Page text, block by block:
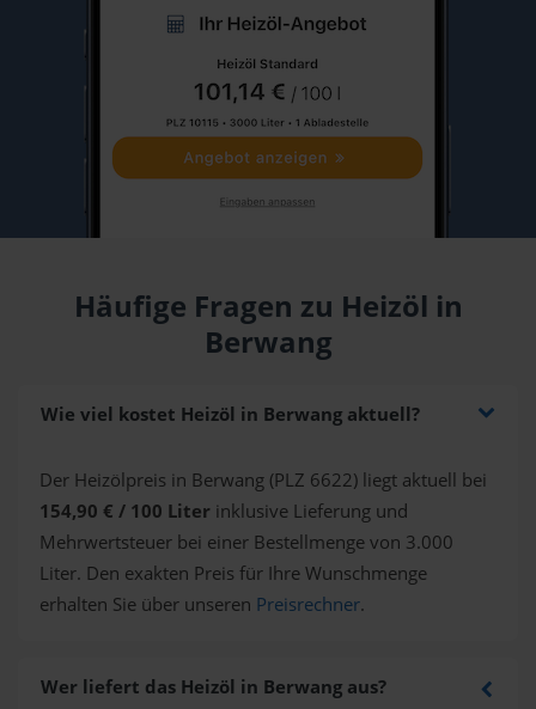
Häufige Fragen zu Heizöl in
Berwang
Wie viel kostet Heizöl in Berwang aktuell?
Der Heizölpreis in Berwang (PLZ 6622) liegt aktuell bei
154,90 € / 100 Liter inklusive Lieferung und
Mehrwertsteuer bei einer Bestellmenge von 3.000
Liter. Den exakten Preis für Ihre Wunschmenge
erhalten Sie über unseren Preisrechner.
Wer liefert das Heizöl in Berwang aus?